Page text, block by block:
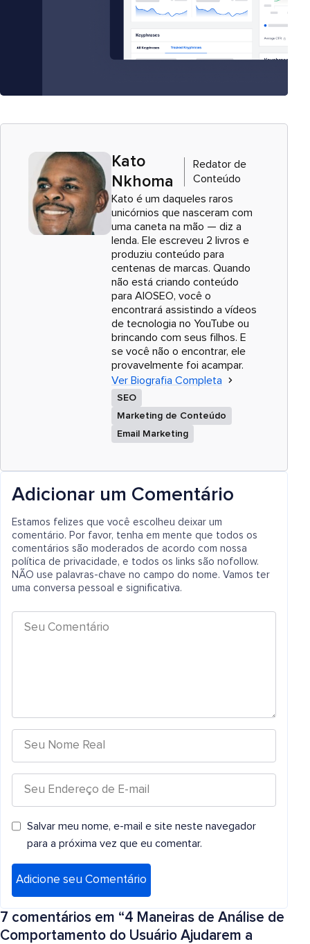
Kato
Nkhoma
Redator de
Conteúdo
Kato é um daqueles raros
unicórnios que nasceram com
uma caneta na mão — diz a
lenda. Ele escreveu 2 livros e
produziu conteúdo para
centenas de marcas. Quando
não está criando conteúdo
para AIOSEO, você o
encontrará assistindo a vídeos
de tecnologia no YouTube ou
brincando com seus filhos. E
se você não o encontrar, ele
provavelmente foi acampar.
Ver Biografia Completa
SEO
Marketing de Conteúdo
Email Marketing
Adicionar um Comentário
Estamos felizes que você escolheu deixar um
comentário. Por favor, tenha em mente que todos os
comentários são moderados de acordo com nossa
política de privacidade, e todos os links são nofollow.
NÃO use palavras-chave no campo do nome. Vamos ter
uma conversa pessoal e significativa.
Salvar meu nome, e-mail e site neste navegador
para a próxima vez que eu comentar.
7 comentários em “4 Maneiras de Análise de
Comportamento do Usuário Ajudarem a